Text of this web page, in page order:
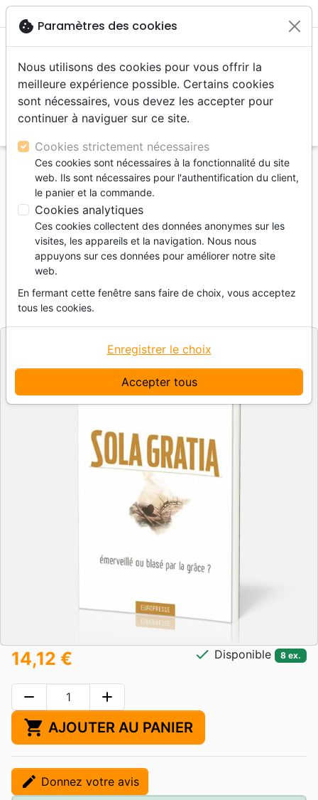
menu
Accueil Livres Vie chrétienne
Edification
SOLA GRATIA - EMERVEILLE OU BLASE PAR LA
GRACE
SOLA GRATIA - EMERVEILLE OU BLASE
PAR LA GRACE
Sinclair B. Ferguson
RéférenceEUR6299 EAN9782914562997
Editeur Europresse
14,12 € check Disponible 8 ex.
remove add
shopping_cart AJOUTER AU PANIER
edit Donnez votre avis
cookie Paramètres des cookies
Nous utilisons des cookies pour vous offrir la
meilleure expérience possible. Certains cookies
sont nécessaires, vous devez les accepter pour
continuer à naviguer sur ce site.
Cookies strictement nécessaires
Ces cookies sont nécessaires à la fonctionnalité du site
web. Ils sont nécessaires pour l'authentification du client,
le panier et la commande.
Cookies analytiques
Ces cookies collectent des données anonymes sur les
visites, les appareils et la navigation. Nous nous
appuyons sur ces données pour améliorer notre site
web.
En fermant cette fenêtre sans faire de choix, vous acceptez
tous les cookies.
Accepter tous
Enregistrer le choix